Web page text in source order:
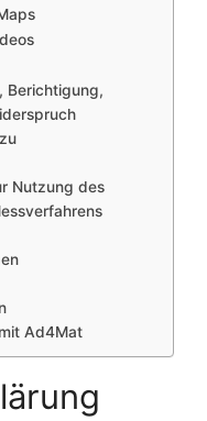
Berichtigung,
Nutzung des
Ad4Mat